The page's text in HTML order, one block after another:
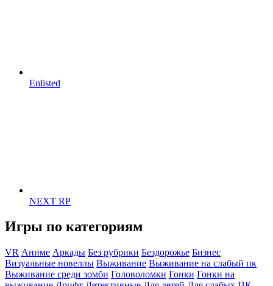
Enlisted
NEXT RP
Игры по категориям
VR Аниме Аркады Без рубрики Бездорожье Бизнес
Визуальные новеллы Выживание Выживание на слабый пк
Выживание среди зомби Головоломки Гонки Гонки на